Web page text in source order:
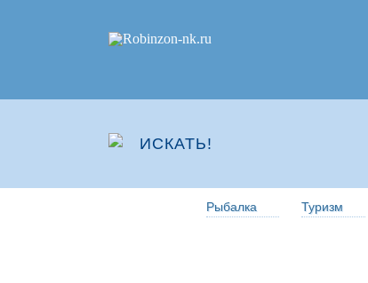
Рыбалка Туризм